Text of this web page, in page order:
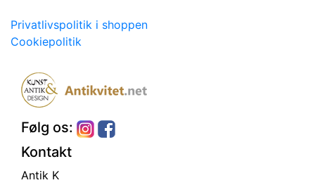
Privatlivspolitik i shoppen
Cookiepolitik
Følg os:
Kontakt
Antik K